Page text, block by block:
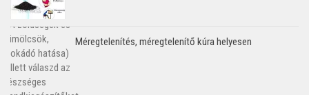
Méregtelenítés, méregtelenítő kúra helyesen